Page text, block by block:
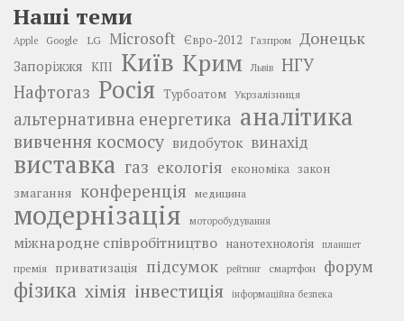
Наші теми
Apple Google LG Microsoft Євро-2012 Газпром Донецьк
Запоріжжя КПІ Київ Крим Львів
НГУ
Нафтогаз Росія Турбоатом Укрзалізниця
альтернативна енергетика аналітика
вивчення космосу видобуток винахід
виставка газ екологія економіка закон
змагання конференція медицина
модернізація моторобудування
міжнародне співробітництво нанотехнологія планшет
премія приватизація підсумок рейтинг смартфон форум
фізика хімія інвестиція інформаційна безпека